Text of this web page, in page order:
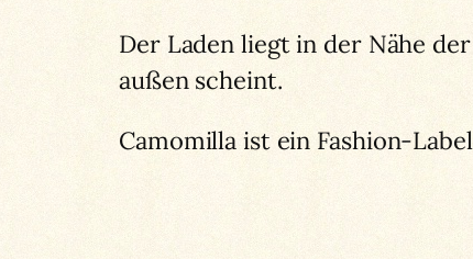
Der Laden liegt in der Nähe
außen scheint.
Camomilla ist ein Fashion-